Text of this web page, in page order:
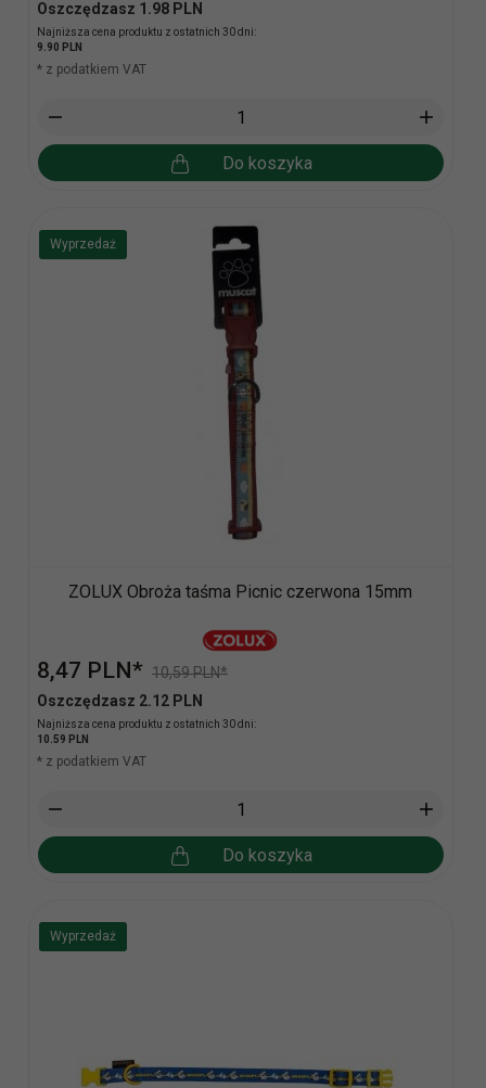
Oszczędzasz 1.98 PLN
Najniższa cena produktu z ostatnich 30 dni:
9.90 PLN
* z podatkiem VAT
Do koszyka
Wyprzedaż
ZOLUX Obroża taśma Picnic czerwona 15mm
8,47 PLN* 10,59 PLN*
Oszczędzasz 2.12 PLN
Najniższa cena produktu z ostatnich 30 dni:
10.59 PLN
* z podatkiem VAT
Do koszyka
Wyprzedaż